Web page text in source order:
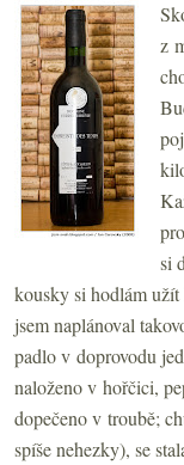
z
si
kousky si hodlám
jsem naplánoval
padlo v doprovodu
naloženo v hořčici,
dopečeno v troubě;
spíše nehezky), se